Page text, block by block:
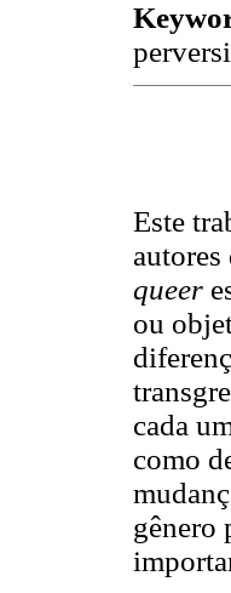
Este
queer
ou
cada
como
gênero